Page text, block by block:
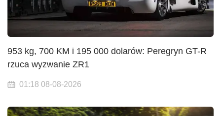
953 kg, 700 KM i 195 000 dolarów: Peregryn GT-R
rzuca wyzwanie ZR1
01:18 08-08-2026